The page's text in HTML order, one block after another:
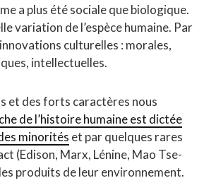
a plus été sociale que biologique.
variation de l’espèce humaine. Par
culturelles : morales,
intellectuelles.
et des forts caractères nous
de l’histoire humaine est dictée
minorités et par quelques rares
(Edison, Marx, Lénine, Mao Tse-
produits de leur environnement.